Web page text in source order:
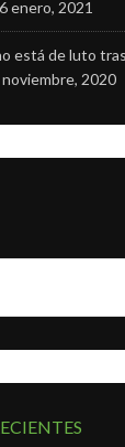
enero, 2021
está de luto
noviembre, 2020